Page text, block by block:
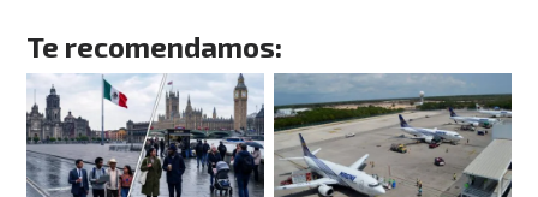
Te recomendamos: